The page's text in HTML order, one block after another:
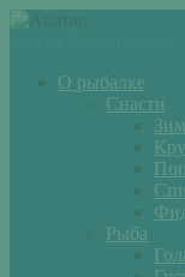
О рыбалке
Снасти
Рыба